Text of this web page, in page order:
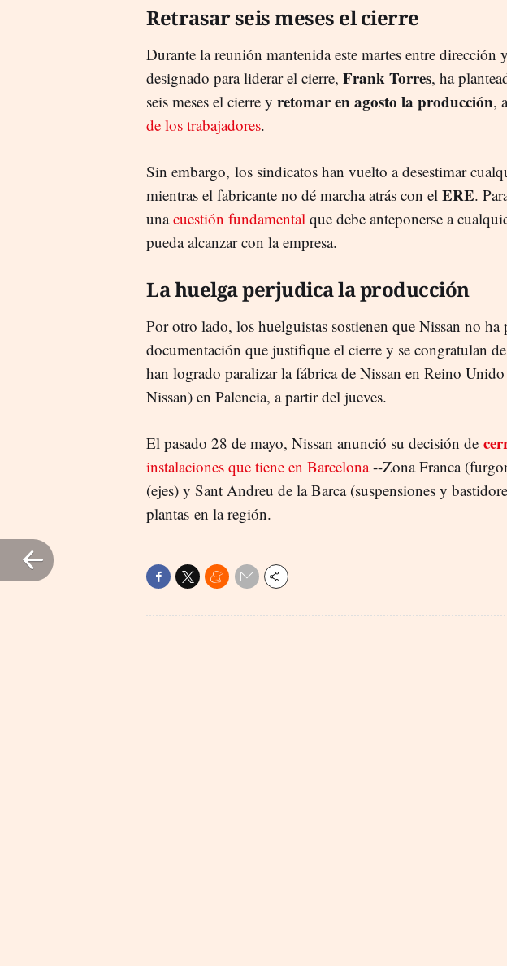
Retrasar seis meses el cierre
Durante la reunión mantenida este martes entre
designado para liderar el cierre, Frank Torres, ha
seis meses el cierre y retomar en agosto la producción,
de los trabajadores.
Sin embargo, los sindicatos han vuelto a desestimar
mientras el fabricante no dé marcha atrás con el ERE.
unacuestión fundamental que debe anteponerse a
pueda alcanzar con la empresa.
La huelga perjudica la producción
Por otro lado, los huelguistas sostienen que Nissan no ha
documentación que justifique el cierre y se congratulan
han logrado paralizar la fábrica de Nissan en Reino
Nissan) en Palencia, a partir del jueves.
El pasado 28 de mayo, Nissan anunció su decisión de
instalaciones que tiene en Barcelona--Zona Franca
(ejes) y Sant Andreu de la Barca (suspensiones y
plantas en la región.